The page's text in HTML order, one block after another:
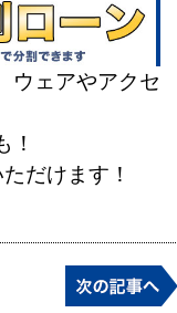
ウェアやアクセ
！
だけます！